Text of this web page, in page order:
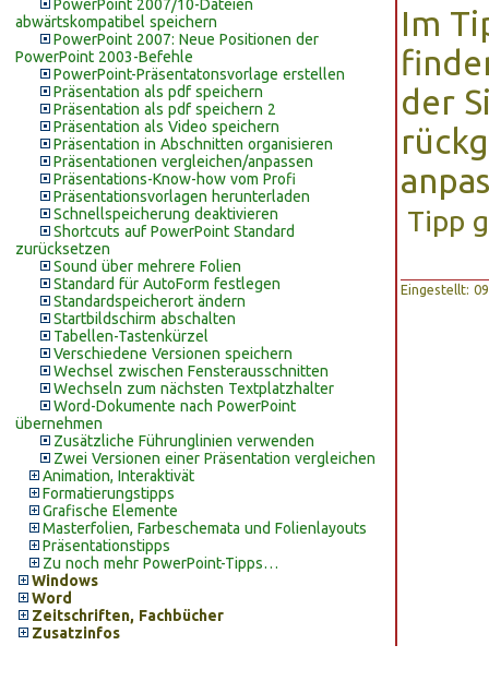
PowerPoint 2007/10-Dateien
abwärtskompatibel speichern
PowerPoint 2007: Neue Positionen der
PowerPoint 2003-Befehle
PowerPoint-Präsentatonsvorlage erstellen
Präsentation als pdf speichern
Präsentation als pdf speichern 2
Präsentation als Video speichern
Präsentation in Abschnitten organisieren
Präsentationen vergleichen/anpassen
Präsentations-Know-how vom Profi
Präsentationsvorlagen herunterladen
Schnellspeicherung deaktivieren
Shortcuts auf PowerPoint Standard
zurücksetzen
Sound über mehrere Folien
Standard für AutoForm festlegen
Standardspeicherort ändern
Startbildschirm abschalten
Tabellen-Tastenkürzel
Verschiedene Versionen speichern
Wechsel zwischen Fensterausschnitten
Wechseln zum nächsten Textplatzhalter
Word-Dokumente nach PowerPoint
übernehmen
Zusätzliche Führunglinien verwenden
Zwei Versionen einer Präsentation vergleichen
Animation, Interaktivät
Formatierungstipps
Grafische Elemente
Masterfolien, Farbeschemata und Folienlayouts
Präsentationstipps
Zu noch mehr PowerPoint-Tipps…
Windows
Word
Zeitschriften, Fachbücher
Zusatzinfos
Im
der
Tipp
Eingestellt: